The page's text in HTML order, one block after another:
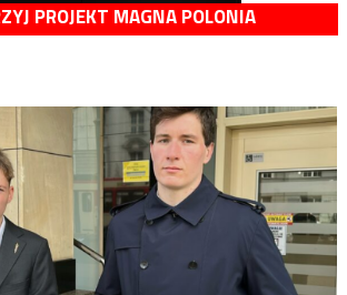
PROJEKT MAGNA POLONIA